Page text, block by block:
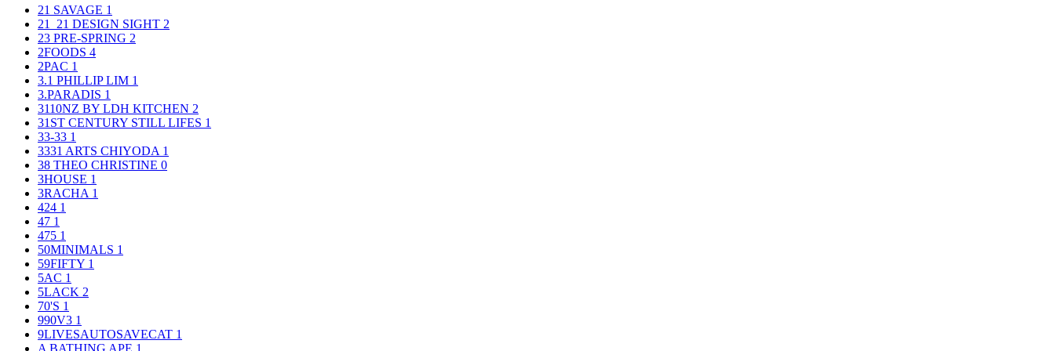
21 SAVAGE 1
21_21 DESIGN SIGHT 2
23 PRE-SPRING 2
2FOODS 4
2PAC 1
3.1 PHILLIP LIM 1
3.PARADIS 1
3110NZ BY LDH KITCHEN 2
31ST CENTURY STILL LIFES 1
33-33 1
3331 ARTS CHIYODA 1
38 THEO CHRISTINE 0
3HOUSE 1
3RACHA 1
424 1
47 1
475 1
50MINIMALS 1
59FIFTY 1
5AC 1
5LACK 2
70'S 1
990V3 1
9LIVESAUTOSAVECAT 1
A BATHING APE 1